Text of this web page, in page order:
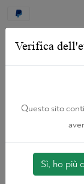
Possono interessarti
Vini Correlati
Verifica
Questo sito
Sì, ho più